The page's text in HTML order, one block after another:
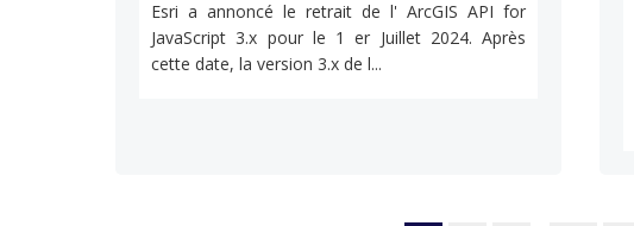
Esri a annoncé le retrait de l' ArcGIS API for
JavaScript 3.x pour le 1 er Juillet 2024. Après
cette date, la version 3.x de l...